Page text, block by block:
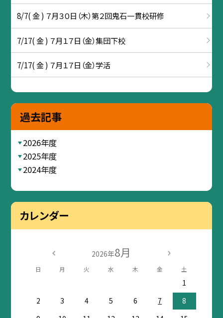
8/7( 金 ) ７月３０日（木）第２回鬼石一貫校研修
7/17( 金 ) ７月１７日（金）集団下校
7/17( 金 ) ７月１７日（金）学活
過去記事
2026年度
2025年度
2024年度
カレンダー
2026年8月
日 月 火 水 木 金 土
1
2
3 4 5 6 7
8